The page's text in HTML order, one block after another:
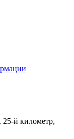
25-й километр,